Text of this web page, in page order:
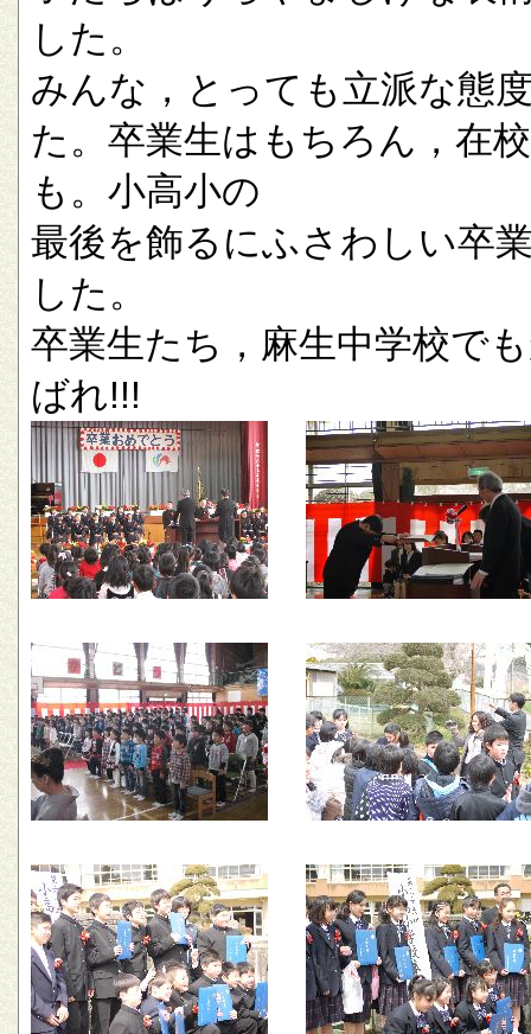
した。
みんな，とっても立派な態
た。卒業生はもちろん，在
も。小高小の
最後を飾るにふさわしい卒
した。
卒業生たち，麻生中学校で
ばれ!!!